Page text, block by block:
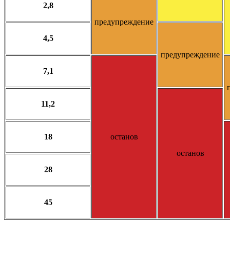
2,8
предупреждение
4,5
предупреждение
7,1
останов
11,2
останов
18
28
45